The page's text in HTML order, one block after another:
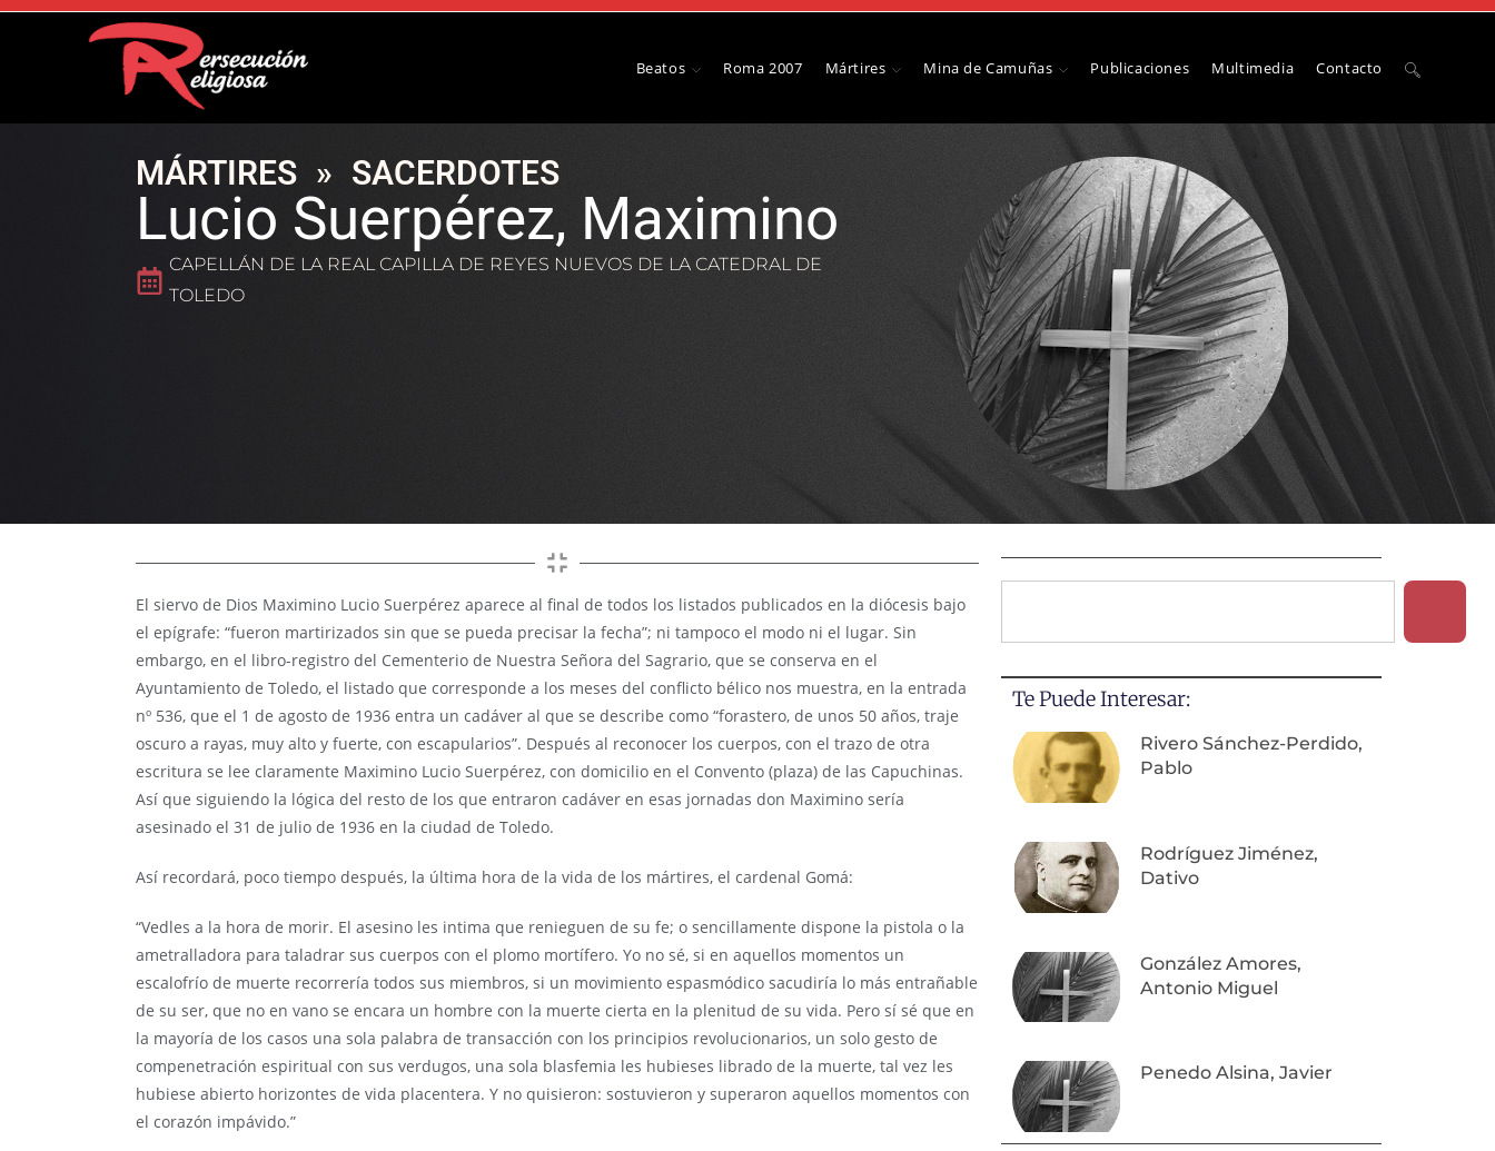
Beatos Roma 2007 Mártires Mina de Camuñas Publicaciones Multimedia Contacto
MÁRTIRES » SACERDOTES
Lucio Suerpérez, Maximino
CAPELLÁN DE LA REAL CAPILLA DE REYES NUEVOS DE LA CATEDRAL DE
TOLEDO
El siervo de Dios Maximino Lucio Suerpérez aparece al final de todos los listados publicados en la diócesis bajo
el epígrafe: “fueron martirizados sin que se pueda precisar la fecha”; ni tampoco el modo ni el lugar. Sin
embargo, en el libro-registro del Cementerio de Nuestra Señora del Sagrario, que se conserva en el
Ayuntamiento de Toledo, el listado que corresponde a los meses del conflicto bélico nos muestra, en la entrada
nº 536, que el 1 de agosto de 1936 entra un cadáver al que se describe como “forastero, de unos 50 años, traje
oscuro a rayas, muy alto y fuerte, con escapularios”. Después al reconocer los cuerpos, con el trazo de otra
escritura se lee claramente Maximino Lucio Suerpérez, con domicilio en el Convento (plaza) de las Capuchinas.
Así que siguiendo la lógica del resto de los que entraron cadáver en esas jornadas don Maximino sería
asesinado el 31 de julio de 1936 en la ciudad de Toledo.
Así recordará, poco tiempo después, la última hora de la vida de los mártires, el cardenal Gomá:
“Vedles a la hora de morir. El asesino les intima que renieguen de su fe; o sencillamente dispone la pistola o la
ametralladora para taladrar sus cuerpos con el plomo mortífero. Yo no sé, si en aquellos momentos un
escalofrío de muerte recorrería todos sus miembros, si un movimiento espasmódico sacudiría lo más entrañable
de su ser, que no en vano se encara un hombre con la muerte cierta en la plenitud de su vida. Pero sí sé que en
la mayoría de los casos una sola palabra de transacción con los principios revolucionarios, un solo gesto de
compenetración espiritual con sus verdugos, una sola blasfemia les hubieses librado de la muerte, tal vez les
hubiese abierto horizontes de vida placentera. Y no quisieron: sostuvieron y superaron aquellos momentos con
el corazón impávido.”
Te Puede Interesar:
Rivero Sánchez-Perdido,
Pablo
Rodríguez Jiménez,
Dativo
González Amores,
Antonio Miguel
Penedo Alsina, Javier